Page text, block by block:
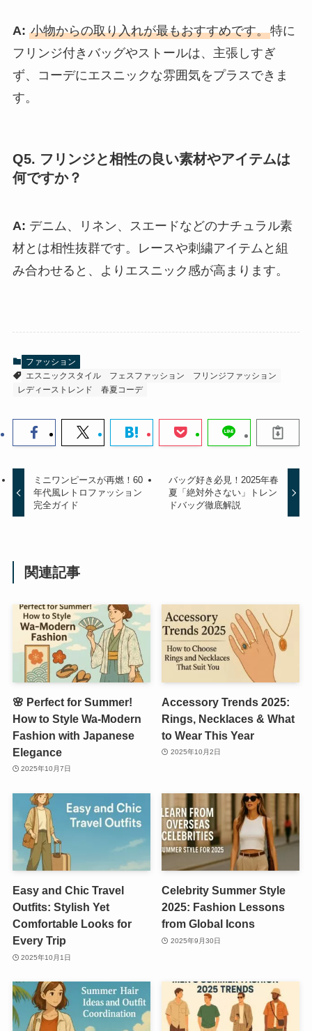
A: 小物からの取り入れが最もおすすめです。特に
フリンジ付きバッグやストールは、主張しすぎ
ず、コーデにエスニックな雰囲気をプラスできま
す。
Q5. フリンジと相性の良い素材やアイテムは
何ですか？
A: デニム、リネン、スエードなどのナチュラル素
材とは相性抜群です。レースや刺繍アイテムと組
み合わせると、よりエスニック感が高まります。
ファッション
エスニックスタイル
フェスファッション
フリンジファッション
レディーストレンド
春夏コーデ
ミニワンピースが再燃！60
年代風レトロファッション
完全ガイド
バッグ好き必見！2025年春
夏「絶対外さない」トレン
ドバッグ徹底解説
関連記事
🌸 Perfect for Summer!
How to Style Wa-Modern
Fashion with Japanese
Elegance
2025年10月7日
Accessory Trends 2025:
Rings, Necklaces & What
to Wear This Year
2025年10月2日
Easy and Chic Travel
Outfits: Stylish Yet
Comfortable Looks for
Every Trip
2025年10月1日
Celebrity Summer Style
2025: Fashion Lessons
from Global Icons
2025年9月30日